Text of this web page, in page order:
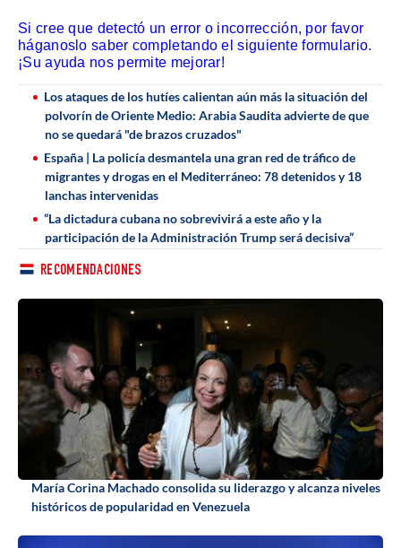
Si cree que detectó un error o incorrección, por favor
háganoslo saber completando el siguiente formulario.
¡Su ayuda nos permite mejorar!
Los ataques de los hutíes calientan aún más la situación del
polvorín de Oriente Medio: Arabia Saudita advierte de que
no se quedará "de brazos cruzados"
España | La policía desmantela una gran red de tráfico de
migrantes y drogas en el Mediterráneo: 78 detenidos y 18
lanchas intervenidas
“La dictadura cubana no sobrevivirá a este año y la
participación de la Administración Trump será decisiva”
RECOMENDACIONES
María Corina Machado consolida su liderazgo y alcanza niveles
históricos de popularidad en Venezuela